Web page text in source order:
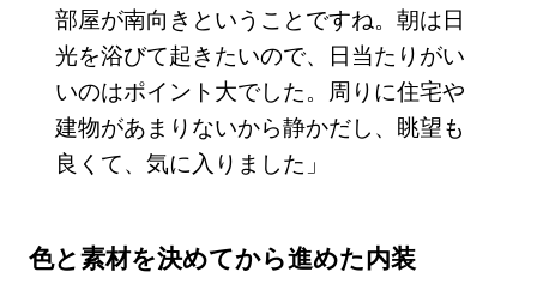
部屋が南向きということですね。朝は日
光を浴びて起きたいので、日当たりがい
いのはポイント大でした。周りに住宅や
建物があまりないから静かだし、眺望も
良くて、気に入りました」
色と素材を決めてから進めた内装